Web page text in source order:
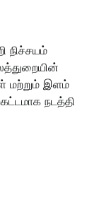
நிச்சயம்
மற்றும் இளம்
நடத்தி